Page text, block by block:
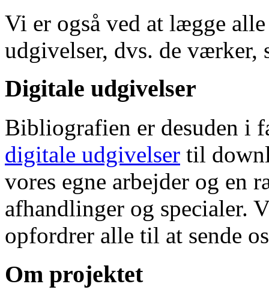
Vi er også ved at lægge
udgivelser, dvs. de værker,
Digitale udgivelser
Bibliografien er desuden i
digitale udgivelser til
vores egne arbejder og en
afhandlinger og specialer.
opfordrer alle til at sende
Om projektet